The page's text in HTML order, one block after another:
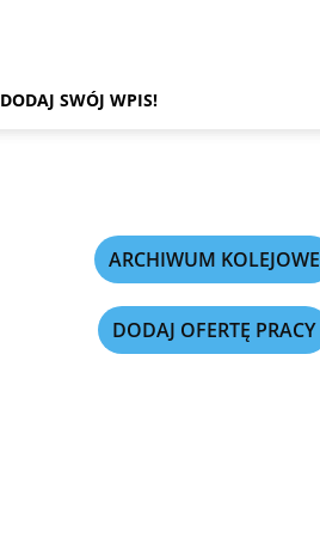
DODAJ SWÓJ WPIS!
ARCHIWUM KOLEJOWE
DODAJ OFERTĘ PRACY